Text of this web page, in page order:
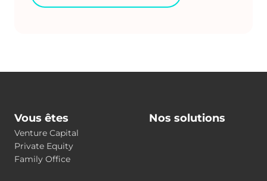
Vous êtes
Venture Capital
Private Equity
Family Office
Nos solutions